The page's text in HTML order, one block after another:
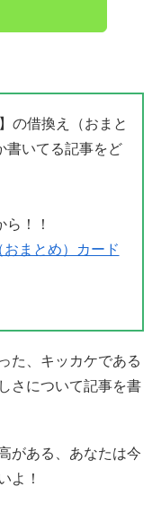
の借換え（おまと
書いてる記事をど
！！
まとめ）カード
た、キッカケである
さについて記事を書
がある、あなたは今
よ！